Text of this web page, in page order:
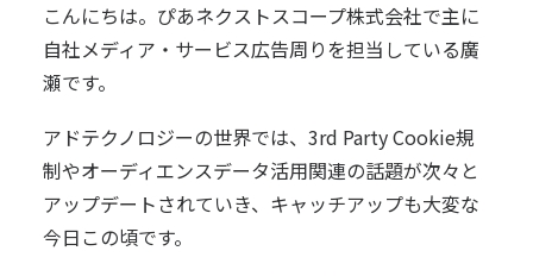
こんにちは。ぴあネクストスコープ株式会社で主に
自社メディア・サービス広告周りを担当している廣
瀬です。
アドテクノロジーの世界では、3rd Party Cookie規
制やオーディエンスデータ活用関連の話題が次々と
アップデートされていき、キャッチアップも大変な
今日この頃です。